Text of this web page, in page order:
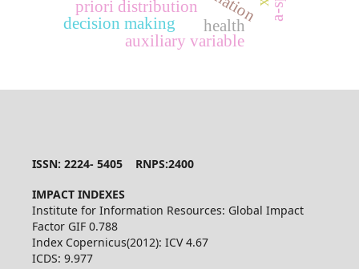
priori distribution
decision making health
auxiliary variable
ISSN: 2224- 5405 RNPS:2400
IMPACT INDEXES
Institute for Information Resources: Global Impact
Factor GIF 0.788
Index Copernicus(2012): ICV 4.67
ICDS: 9.977